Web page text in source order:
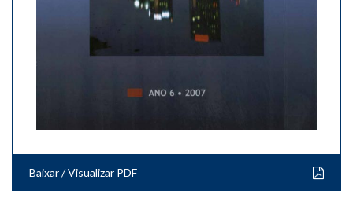
Baixar / Visualizar PDF